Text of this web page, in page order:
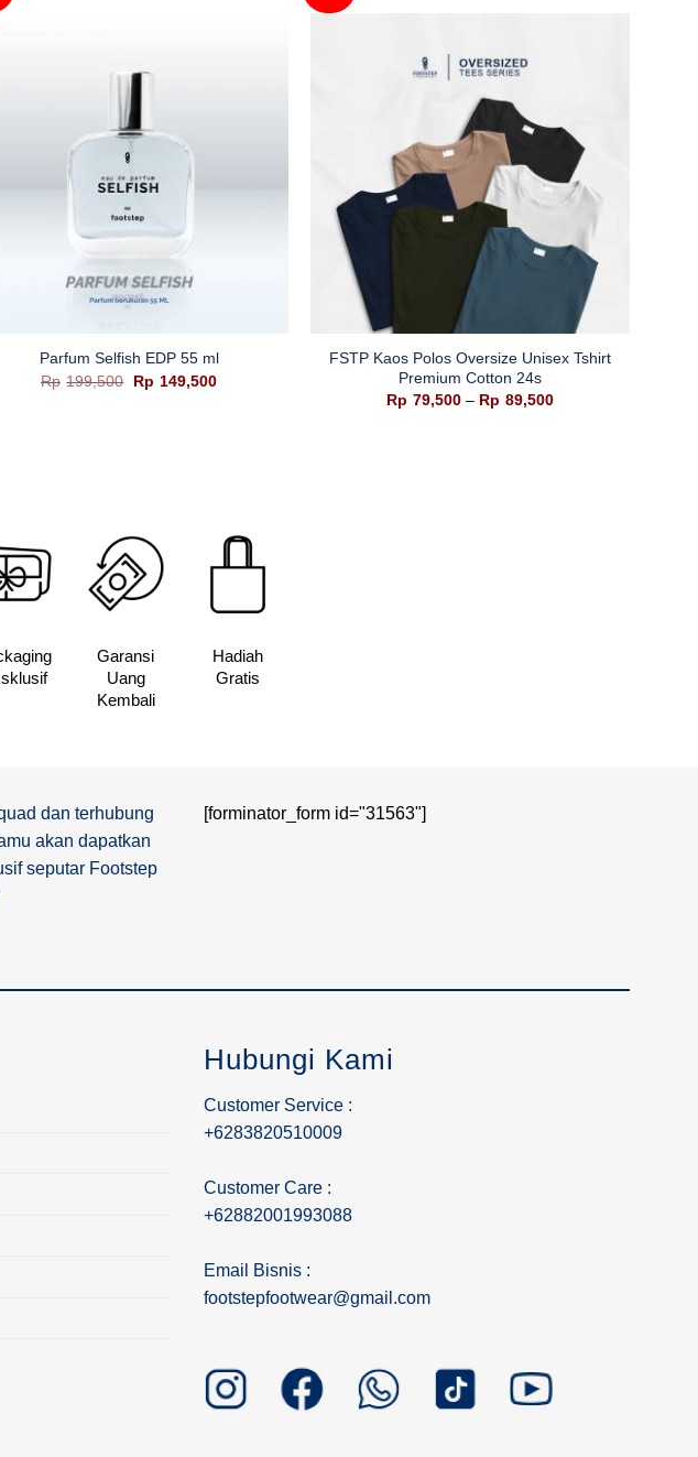
Parfum Selfish EDP 55 ml
Rp 199,500
Harga
aslinya
Rp 149,500Harga
FSTP Kaos Polos Oversize Unisex Tshirt
Premium Cotton 24s
Rp 79,500 – Rp 89,500Rentang
Garansi
Uang
Kembali
Hadiah
Gratis
dan terhubung
akan dapatkan
seputar Footstep
[forminator_form id="31563"]
Hubungi Kami
Customer Service :
+6283820510009
Customer Care :
+62882001993088
Email Bisnis :
footstepfootwear@gmail.com